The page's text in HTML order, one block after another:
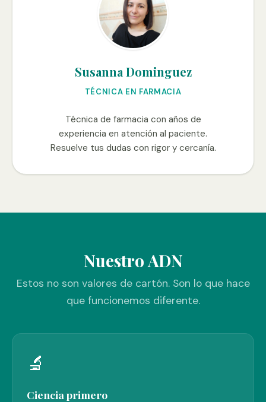
Susanna Dominguez
TÉCNICA EN FARMACIA
Técnica de farmacia con años de
experiencia en atención al paciente.
Resuelve tus dudas con rigor y cercanía.
Nuestro ADN
Estos no son valores de cartón. Son lo que hace
que funcionemos diferente.
🔬
Ciencia primero